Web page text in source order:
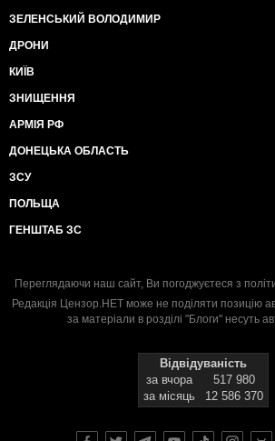
ЗЕЛЕНСЬКИЙ ВОЛОДИМИР
ДРОНИ
КИЇВ
ЗНИЩЕННЯ
АРМІЯ РФ
ДОНЕЦЬКА ОБЛАСТЬ
ЗСУ
ПОЛЬЩА
ГЕНШТАБ ЗС
Переглядаючи наш сайт, Ви погоджуєтеся з
Редакція Цензор.НЕТ може не поділяти позицію
за матеріали в розділі "Блоги" несуть
Відвідуваність
за вчора
517 980
за місяць
12 586 370